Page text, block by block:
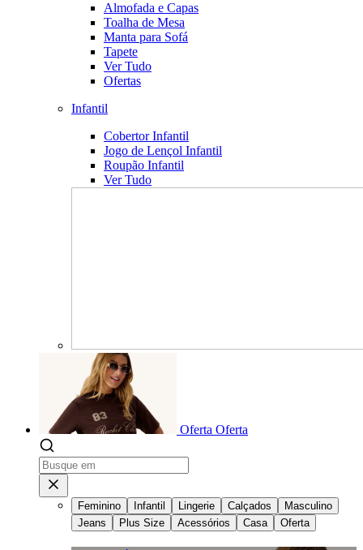
Almofada e Capas
Toalha de Mesa
Manta para Sofá
Tapete
Ver Tudo
Ofertas
Infantil
Cobertor Infantil
Jogo de Lençol Infantil
Roupão Infantil
Ver Tudo
Oferta Oferta
Feminino Infantil Lingerie Calçados
Masculino
Jeans
Plus Size Acessórios Casa Oferta